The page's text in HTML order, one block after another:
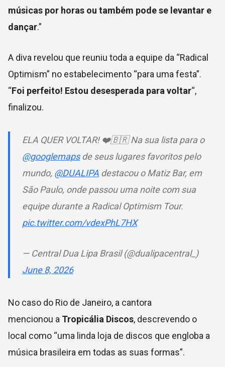
músicas por horas ou também pode se levantar e
dançar.”
A diva revelou que reuniu toda a equipe da “Radical
Optimism” no estabelecimento “para uma festa”.
“Foi perfeito! Estou desesperada para voltar“,
finalizou.
ELA QUER VOLTAR! ❤️🇧🇷 Na sua lista para o
@googlemapsde seus lugares favoritos pelo
mundo, @DUALIPA destacou o Matiz Bar, em
São Paulo, onde passou uma noite com sua
equipe durante a Radical Optimism Tour.
pic.twitter.com/vdexPhL7HX
— Central Dua Lipa Brasil (@dualipacentral_)
June 8, 2026
No caso do Rio de Janeiro, a cantora
mencionou a Tropicália Discos, descrevendo o
local como “uma linda loja de discos que engloba a
música brasileira em todas as suas formas”.